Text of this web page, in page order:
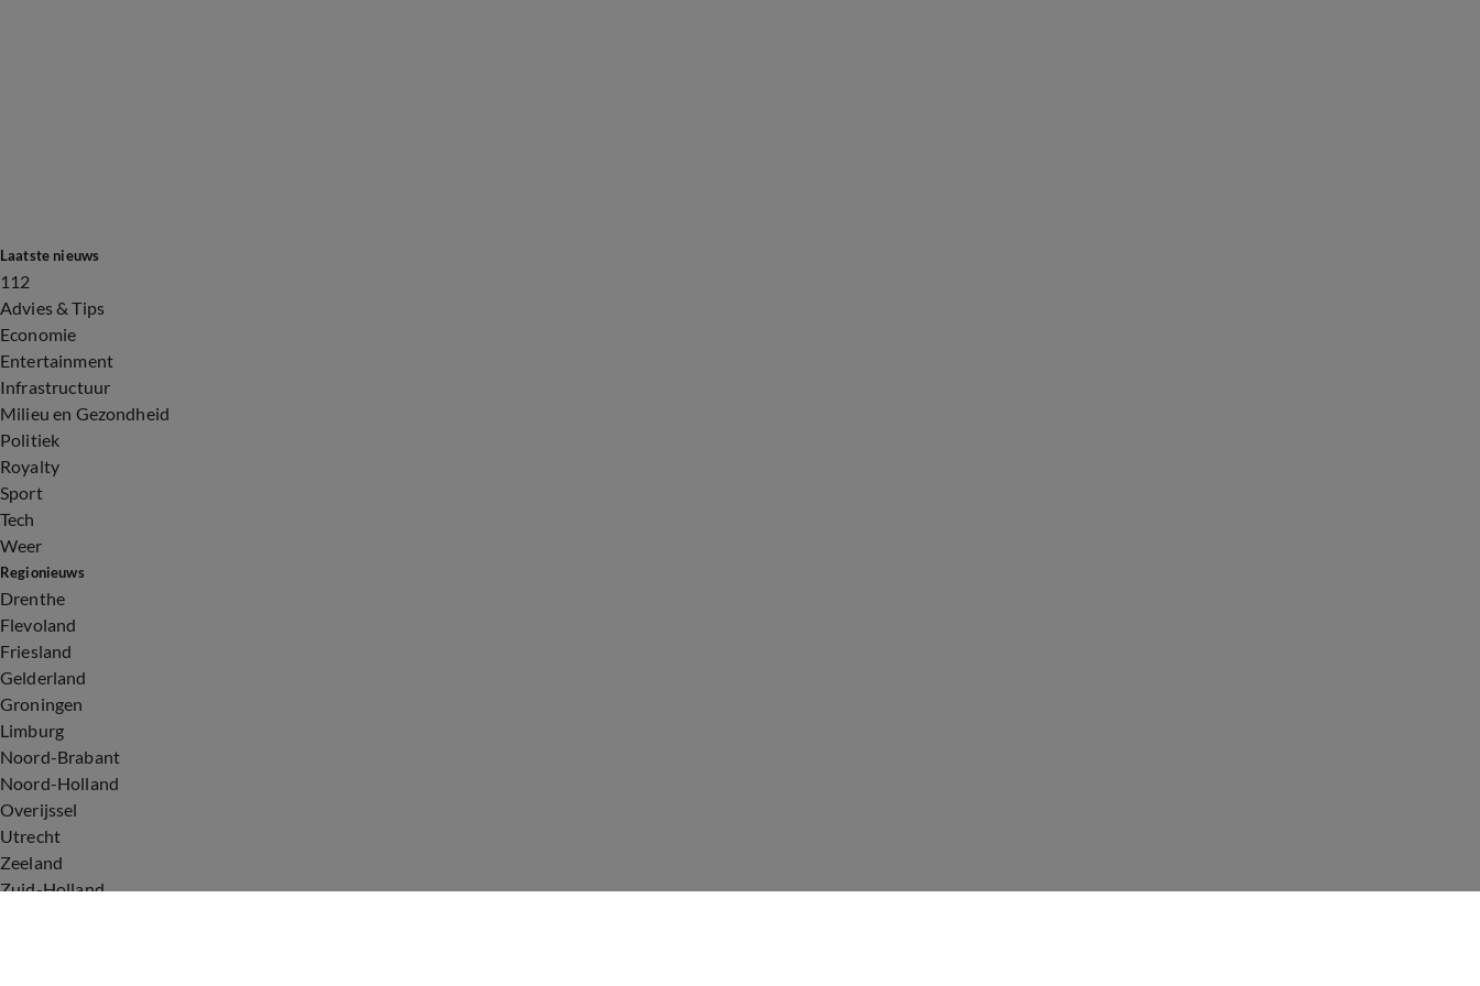
Laatste nieuws
112
Advies & Tips
Economie
Entertainment
Infrastructuur
Milieu en Gezondheid
Politiek
Royalty
Sport
Tech
Weer
Regionieuws
Drenthe
Flevoland
Friesland
Gelderland
Groningen
Limburg
Noord-Brabant
Noord-Holland
Overijssel
Utrecht
Zeeland
Zuid-Holland